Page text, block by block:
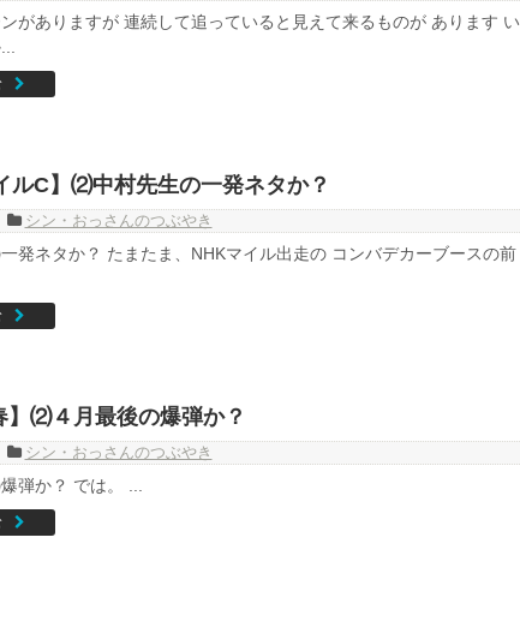
がありますが 連続して追っていると見えて来るものが あります い
ルC】⑵中村先生の一発ネタか？
シン・おっさんのつぶやき
発ネタか？ たまたま、NHKマイル出走の コンバデカーブースの前
】⑵４月最後の爆弾か？
シン・おっさんのつぶやき
弾か？ では。 ...